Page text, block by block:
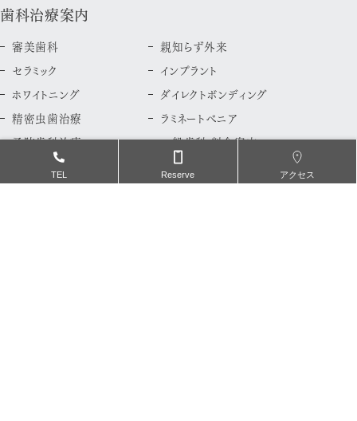
TEL Reserve アクセス
歯科治療案内
審美歯科
セラミック
ホワイトニング
精密虫歯治療
予防歯科治療
親知らず外来
インプラント
ダイレクトボンディング
ラミネートべニア
一般歯科 料金案内